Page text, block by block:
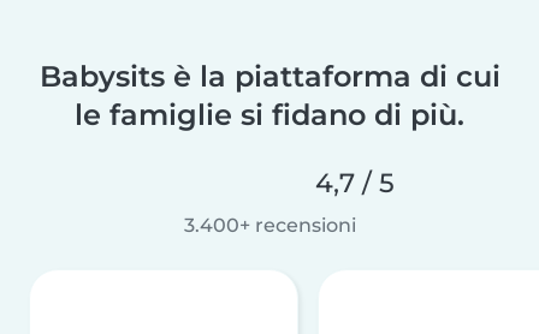
Babysits è la piattaforma di cui
le famiglie si fidano di più.
4,7 / 5
3.400+ recensioni